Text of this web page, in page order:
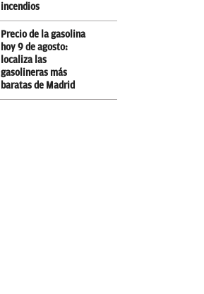
incendios
Precio de la gasolina
hoy 9 de agosto:
localiza las
gasolineras más
baratas de Madrid